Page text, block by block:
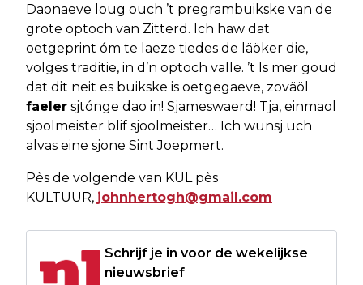
Daonaeve loug ouch ’t pregrambuikske van de
grote optoch van Zitterd. Ich haw dat
oetgeprint óm te laeze tiedes de läöker die,
volges traditie, in d’n optoch valle. ’t Is mer goud
dat dit neit es buikske is oetgegaeve, zoväöl
faeler sjtónge dao in! Sjameswaerd! Tja, einmaol
sjoolmeister blif sjoolmeister… Ich wunsj uch
alvas eine sjone Sint Joepmert.
Pès de volgende van KUL pès
KULTUUR, johnhertogh@gmail.com
Schrijf je in voor de wekelijkse
nieuwsbrief